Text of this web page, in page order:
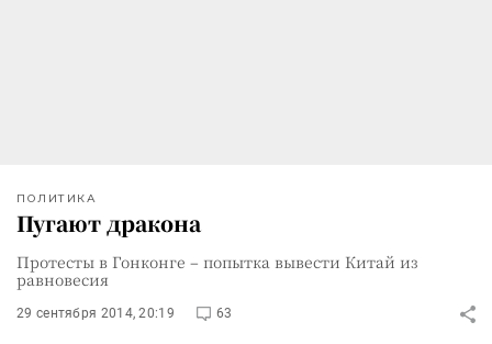
ПОЛИТИКА
Пугают дракона
Протесты в Гонконге – попытка вывести Китай из
равновесия
29 сентября 2014, 20:19 63